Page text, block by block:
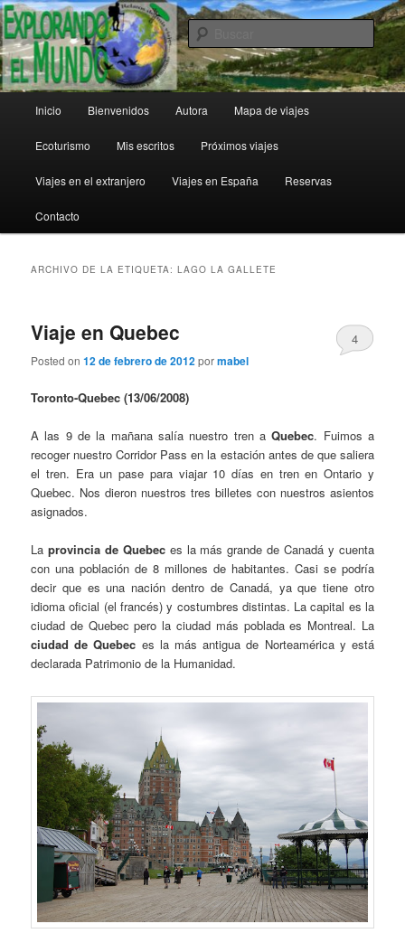
Ir
al
contenido
principal
Ir
al
contenido
secundarioExplorando el Mundo
principal
Inicio Bienvenidos Autora Mapa de viajes
Ecoturismo Mis escritos Próximos viajes
Viajes en el extranjero Viajes en España Reservas
Contacto
ARCHIVO DE LA ETIQUETA:LAGO LA GALLETE
Viaje en Quebec
Posted on12 de febrero de 2012pormabel
4
Toronto-Quebec (13/06/2008)
A las 9 de la mañana salía nuestro tren aQuebec. Fuimos a
recoger nuestro Corridor Pass en la estación antes de que saliera
el tren. Era un pase para viajar 10 días en tren en Ontario y
Quebec. Nos dieron nuestros tres billetes con nuestros asientos
asignados.
La provincia de Quebeces la más grande de Canadá y cuenta
con una población de 8 millones de habitantes. Casi se podría
decir que es una nación dentro de Canadá, ya que tiene otro
idioma oficial (el francés) y costumbres distintas. La capital es la
ciudad de Quebec pero la ciudad más poblada es Montreal. La
ciudad de Quebec es la más antigua de Norteamérica y está
declarada Patrimonio de la Humanidad.